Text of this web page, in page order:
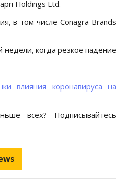
Holdings Ltd.
в том числе Conagra Brands
когда резкое падение
влияния коронавируса на
всех? Подписывайтесь